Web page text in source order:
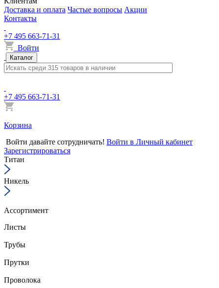
Доставка и оплата Частые вопросы Акции
Контакты
+7 495 663-71-31
Войти
Каталог
+7 495 663-71-31
Корзина
Войти давайте сотрудничать! Войти в Личный кабинет
Зарегистрироваться
Титан
Никель
Ассортимент
Листы
Трубы
Прутки
Проволока